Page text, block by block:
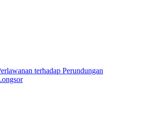
terhadap Perundungan